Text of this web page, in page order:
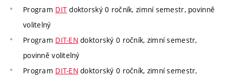
Program DIT doktorský 0 ročník, zimní semestr, povinně
volitelný
Program DIT-EN doktorský 0 ročník, zimní semestr,
povinně volitelný
Program DIT-EN doktorský 0 ročník, zimní semestr,